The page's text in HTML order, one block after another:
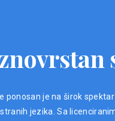
ponosan je na širok
jezika. Sa